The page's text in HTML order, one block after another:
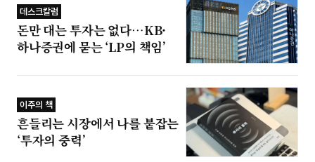
데스크칼럼
돈만 대는 투자는 없다…KB·
하나증권에 묻는 ‘LP의 책임’
이주의 책
흔들리는 시장에서 나를 붙잡는
‘투자의 중력’